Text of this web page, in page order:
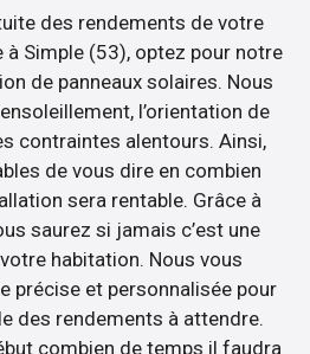
des rendements de votre
Simple (53), optez pour notre
de panneaux solaires. Nous
l’orientation de
contraintes alentours. Ainsi,
de vous dire en combien
sera rentable. Grâce à
saurez si jamais c’est une
habitation. Nous vous
précise et personnalisée pour
des rendements à attendre.
combien de temps il faudra